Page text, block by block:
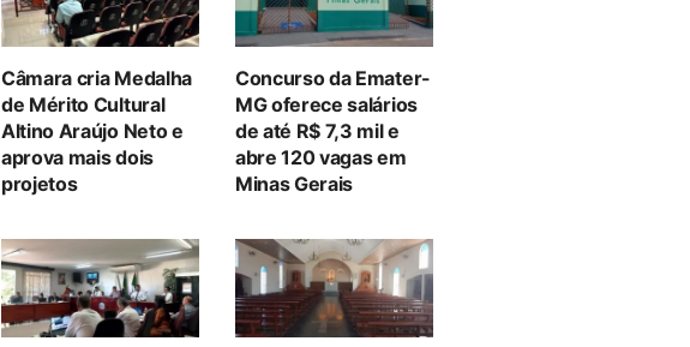
Câmara cria Medalha
de Mérito Cultural
Altino Araújo Neto e
aprova mais dois
projetos
Concurso da Emater-
MG oferece salários
de até R$ 7,3 mil e
abre 120 vagas em
Minas Gerais